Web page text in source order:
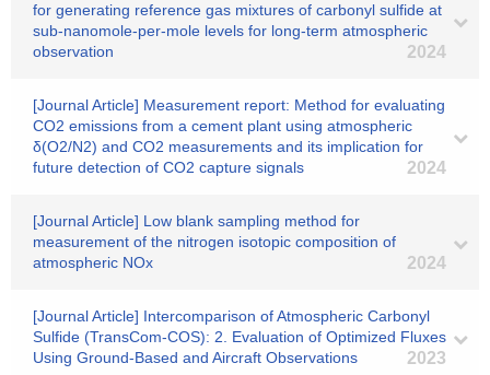
for generating reference gas mixtures of carbonyl sulfide at
sub-nanomole-per-mole levels for long-term atmospheric
observation
2024
[Journal Article] Measurement report: Method for evaluating
CO2 emissions from a cement plant using atmospheric
δ(O2/N2) and CO2 measurements and its implication for
future detection of CO2 capture signals
2024
[Journal Article] Low blank sampling method for
measurement of the nitrogen isotopic composition of
atmospheric NOx
2024
[Journal Article] Intercomparison of Atmospheric Carbonyl
Sulfide (TransCom‐COS): 2. Evaluation of Optimized Fluxes
Using Ground‐Based and Aircraft Observations
2023